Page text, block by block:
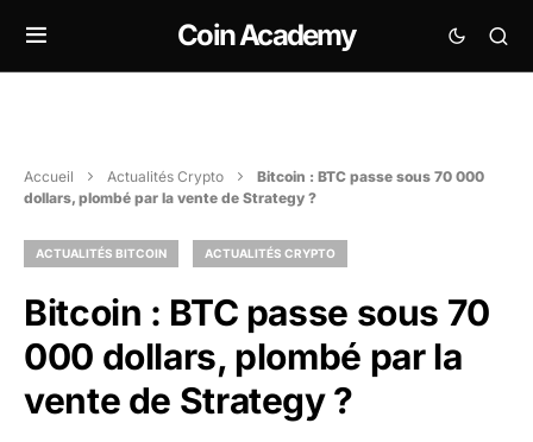
Coin Academy
Accueil Actualités Crypto
Bitcoin : BTC passe sous 70 000
dollars, plombé par la vente de Strategy ?
ACTUALITÉS BITCOIN ACTUALITÉS CRYPTO
Bitcoin : BTC passe sous 70
000 dollars, plombé par la
vente de Strategy ?